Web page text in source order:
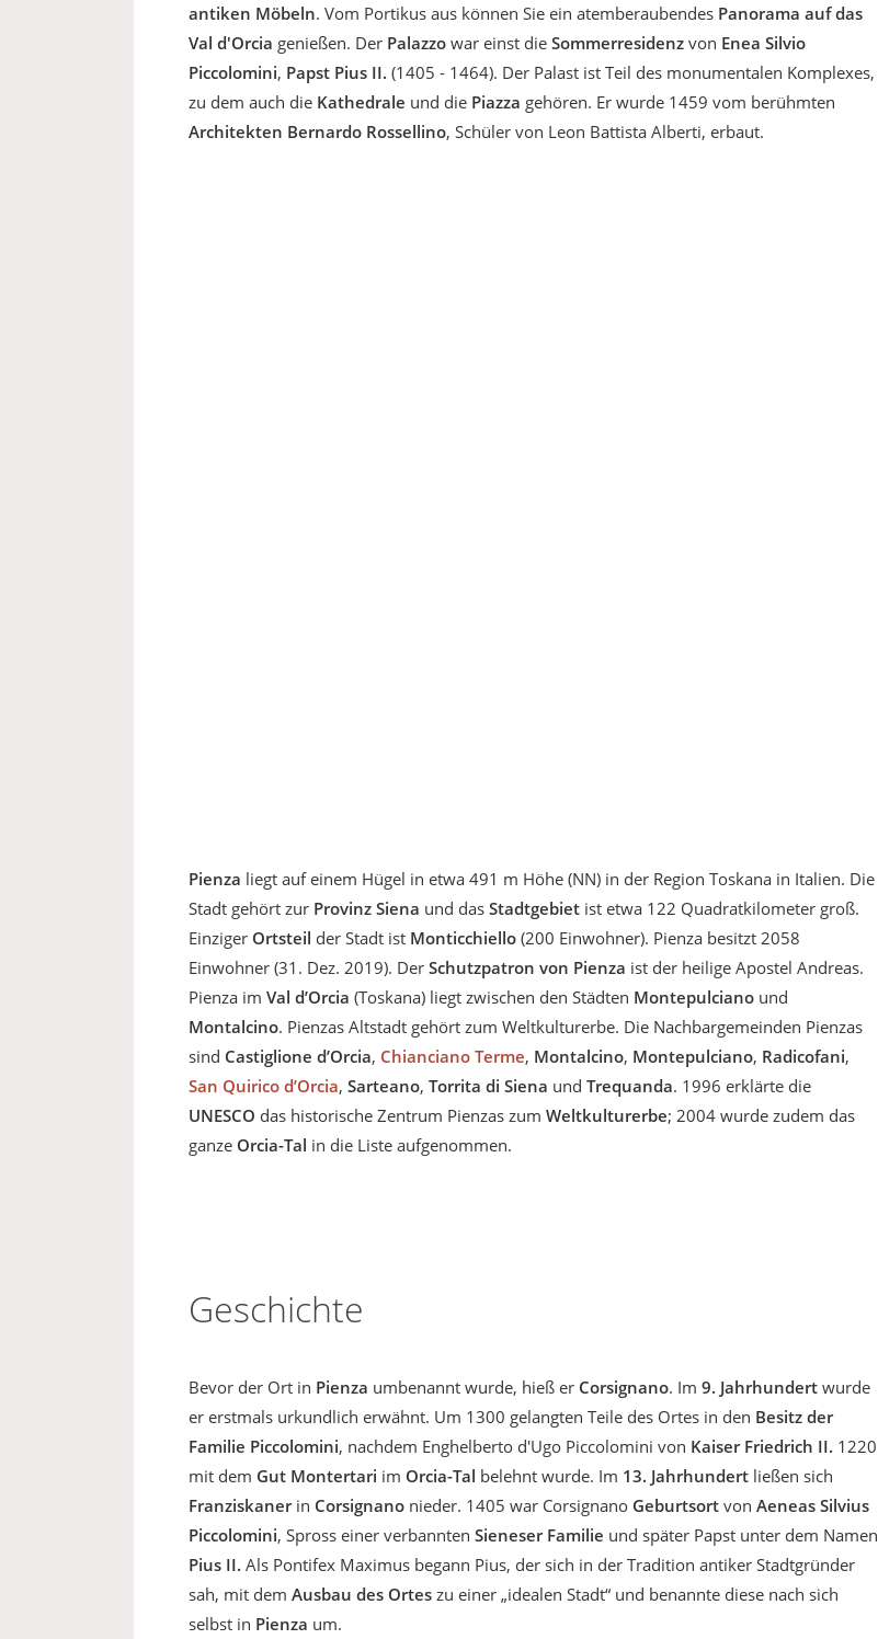
antiken Möbeln. Vom Portikus aus können Sie ein atemberaubendes Panorama auf das
Val d'Orcia genießen. Der Palazzo war einst die Sommerresidenz von Enea Silvio
Piccolomini, Papst Pius II. (1405 - 1464). Der Palast ist Teil des monumentalen Komplexes,
zu dem auch die Kathedrale und die Piazza gehören. Er wurde 1459 vom berühmten
Architekten Bernardo Rossellino, Schüler von Leon Battista Alberti, erbaut.
Pienza liegt auf einem Hügel in etwa 491 m Höhe (NN) in der Region Toskana in Italien. Die
Stadt gehört zur Provinz Siena und das Stadtgebiet ist etwa 122 Quadratkilometer groß.
Einziger Ortsteil der Stadt ist Monticchiello (200 Einwohner). Pienza besitzt 2058
Einwohner (31. Dez. 2019). Der Schutzpatron von Pienza ist der heilige Apostel Andreas.
Pienza im Val d’Orcia (Toskana) liegt zwischen den Städten Montepulciano und
Montalcino. Pienzas Altstadt gehört zum Weltkulturerbe. Die Nachbargemeinden Pienzas
sind Castiglione d’Orcia, Chianciano Terme, Montalcino, Montepulciano, Radicofani,
San Quirico d’Orcia, Sarteano, Torrita di Siena und Trequanda. 1996 erklärte die
UNESCO das historische Zentrum Pienzas zum Weltkulturerbe; 2004 wurde zudem das
ganze Orcia-Tal in die Liste aufgenommen.
Geschichte
Bevor der Ort in Pienza umbenannt wurde, hieß er Corsignano. Im 9. Jahrhundert wurde
er erstmals urkundlich erwähnt. Um 1300 gelangten Teile des Ortes in den Besitz der
Familie Piccolomini, nachdem Enghelberto d'Ugo Piccolomini von Kaiser Friedrich II. 1220
mit dem Gut Montertari im Orcia-Tal belehnt wurde. Im 13. Jahrhundert ließen sich
Franziskanerin Corsignano nieder. 1405 war Corsignano Geburtsort von Aeneas Silvius
Piccolomini, Spross einer verbannten Sieneser Familie und später Papst unter dem Namen
Pius II. Als Pontifex Maximus begann Pius, der sich in der Tradition antiker Stadtgründer
sah, mit dem Ausbau des Ortes zu einer „idealen Stadt“ und benannte diese nach sich
selbst in Pienza um.